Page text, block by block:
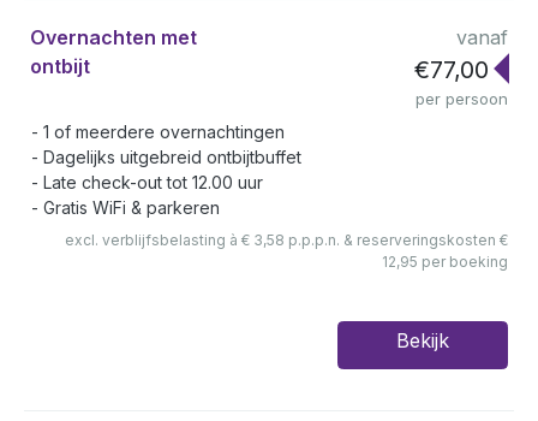
Overnachten met
ontbijt
vanaf
€77,00
per persoon
1 of meerdere overnachtingen
Dagelijks uitgebreid ontbijtbuffet
Late check-out tot 12.00 uur
Gratis WiFi & parkeren
excl. verblijfsbelasting à € 3,58 p.p.p.n. & reserveringskosten €
12,95 per boeking
Bekijk